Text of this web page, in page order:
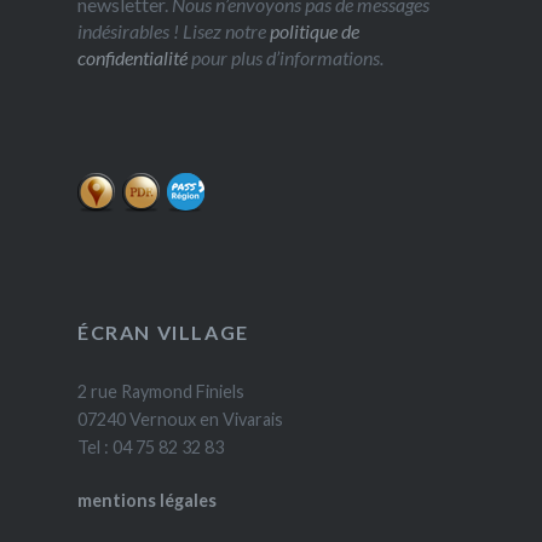
indésirables ! Lisez notrepolitique de
confidentialitépour plus d’informations.
ÉCRAN VILLAGE
2 rue Raymond Finiels
07240 Vernoux en Vivarais
Tel : 04 75 82 32 83
mentions légales